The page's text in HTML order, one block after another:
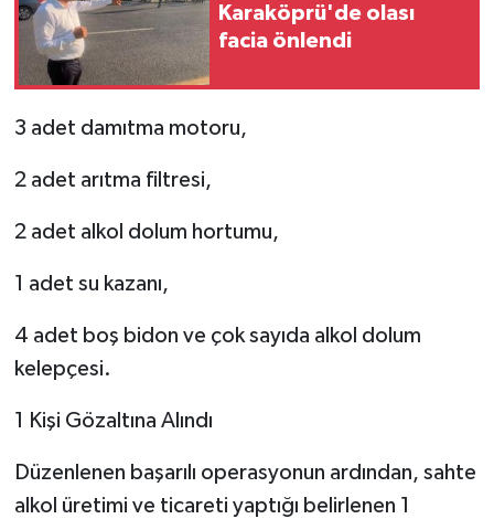
Karaköprü'de olası
facia önlendi
​3 adet damıtma motoru,
​2 adet arıtma filtresi,
​2 adet alkol dolum hortumu,
​1 adet su kazanı,
​4 adet boş bidon ve çok sayıda alkol dolum
kelepçesi.
​1 Kişi Gözaltına Alındı
​Düzenlenen başarılı operasyonun ardından, sahte
alkol üretimi ve ticareti yaptığı belirlenen 1